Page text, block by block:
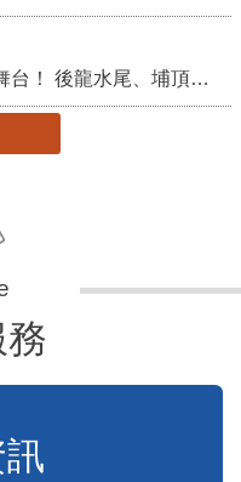
苗栗農村綠色照顧成果登上全國舞台！ 後龍水尾、埔頂社區前進2026高齡健康產業博覽會